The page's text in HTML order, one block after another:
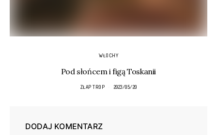
WŁOCHY
Pod słońcem i figą Toskanii
ZŁAP TROP 2023/05/20
DODAJ KOMENTARZ